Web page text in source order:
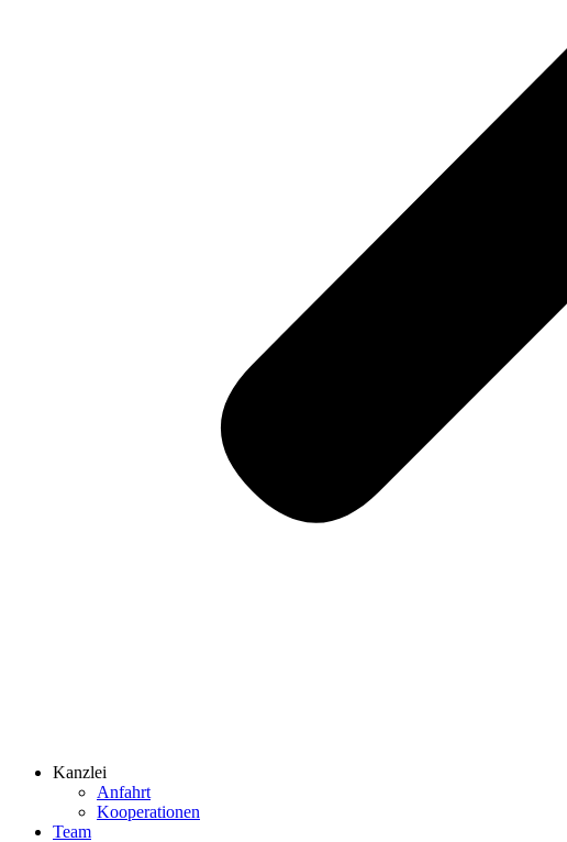
Kanzlei
Anfahrt
Kooperationen
Team